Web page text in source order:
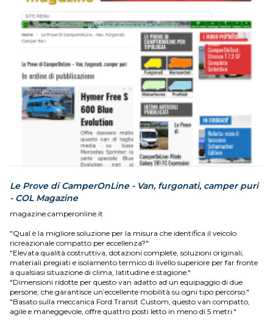
Le Prove di CamperOnLine - Van, furgonati, camper puri
- COL Magazine
magazine.camperonline.it
"Qual è la migliore soluzione per la misura che identifica il veicolo
ricreazionale compatto per eccellenza?"
"Elevata qualità costruttiva, dotazioni complete, soluzioni originali,
materiali pregiati e isolamento termico di livello superiore per far fronte
a qualsiasi situazione di clima, latitudine e stagione."
"Dimensioni ridotte per questo van adatto ad un equipaggio di due
persone, che garantisce un’eccellente mobilità su ogni tipo percorso."
"Basato sulla meccanica Ford Transit Custom, questo van compatto,
agile e maneggevole, offre quattro posti letto in meno di 5 metri."